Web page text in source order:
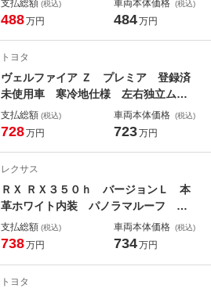
ジＨｉｇｈ デジタルインナーミラ
ＡＣ１５００Ｗ 純正１７ＡＷ
支払総額 (税込)
488万円
車両本体価格 (税込)
484万円
トヨタ
ヴェルファイア Ｚ プレミア 登録済
未使用車 寒冷地仕様 左右独立ムー
ンルーフ デジタルミラー ユニバー
サルステップ ヘッドアップディスプ
Ｉ入力端子 純正１９ＡＷ
支払総額 (税込)
728万円
車両本体価格 (税込)
723万円
レクサス
ＲＸ ＲＸ３５０ｈ バージョンＬ 本
革ホワイト内装 パノラマルーフ デ
ジタルミラー 後席電動リクライニン
グ 全席シートヒーター＆ベンチレー
支払総額 (税込)
738万円
車両本体価格 (税込)
734万円
トヨタ